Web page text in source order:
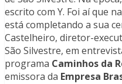
escrito com Y. Foi aí que
está completando a sua
Castelheiro, diretor-
São Silvestre, em
programa Caminhos da
emissora da Empresa